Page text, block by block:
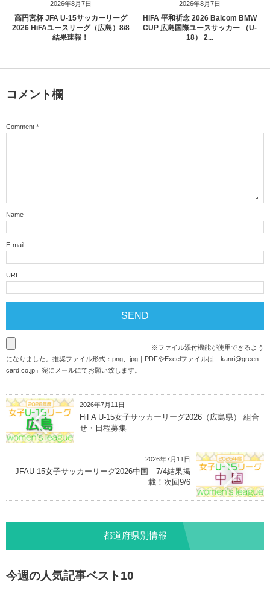
2026年8月7日
高円宮杯 JFA U-15サッカーリーグ
2026 HiFAユースリーグ（広島）8/8
結果速報！
2026年8月7日
HiFA 平和祈念 2026 Balcom BMW
CUP 広島国際ユースサッカー （U-
18） 2...
コメント欄
Comment *
Name
E-mail
URL
※ファイル添付機能が使用できるよう
になりました。推奨ファイル形式：png、jpg｜PDFやExcelファイルは「 kanri@green-
card.co.jp 」宛にメールにてお願い致します。
2026年7月11日
HiFA U-15女子サッカーリーグ2026（広島県） 組合
せ・日程募集
2026年7月11日
JFAU-15女子サッカーリーグ2026中国 7/4結果掲
載！次回9/6
都道府県別情報
今週の人気記事ベスト10